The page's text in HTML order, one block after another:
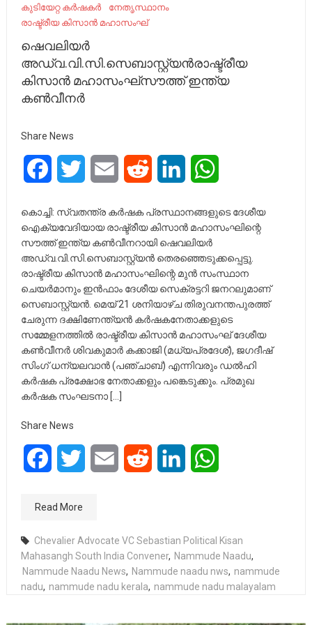
കുടിയേറ്റ കർഷകർ
നേതൃസ്ഥാനം
രാഷ്ട്രീയ കിസാന്‍ മഹാസംഘ്
ഷെവലിയര്‍
അഡ്വ.വി.സി.സെബാസ്റ്റ്യന്‍രാഷ്ട്രീയ
കിസാന്‍ മഹാസംഘ്സൗത്ത് ഇന്ത്യ
കണ്‍വീനര്‍
Share News
FacebookTwitter Email Reddit LinkedIn
കൊച്ചി: സ്വതന്ത്ര കര്‍ഷക പ്രസ്ഥാനങ്ങളുടെ ദേശീയ
ഐക്യവേദിയായ രാഷ്ട്രീയ കിസാന്‍ മഹാസംഘിന്റെ
സൗത്ത് ഇന്ത്യ കണ്‍വീനറായി ഷെവലിയര്‍
അഡ്വ.വി.സി.സെബാസ്റ്റ്യന്‍ തെരഞ്ഞെടുക്കപ്പെട്ടു.
രാഷ്ട്രീയ കിസാന്‍ മഹാസംഘിന്റെ മുന്‍ സംസ്ഥാന
ചെയര്‍മാനും ഇന്‍ഫാം ദേശീയ സെക്രട്ടറി ജനറലുമാണ്
സെബാസ്റ്റ്യന്‍. മെയ് 21 ശനിയാഴ്ച തിരുവനന്തപുരത്ത്
ചേരുന്ന ദക്ഷിണേന്ത്യന്‍ കര്‍ഷകനേതാക്കളുടെ
സമ്മേളനത്തില്‍ രാഷ്ട്രീയ കിസാന്‍ മഹാസംഘ് ദേശീയ
കണ്‍വീനര്‍ ശിവകുമാര്‍ കക്കാജി (മധ്യപ്രദേശ്), ജഗദീഷ്
സിംഗ് ധന്യലവാന്‍ (പഞ്ചാബ്) എന്നിവരും ഡല്‍ഹി
കര്‍ഷക പ്രക്ഷോഭ നേതാക്കളും പങ്കെടുക്കും. പ്രമുഖ
കര്‍ഷക സംഘടനാ […]
Share News
FacebookTwitter Email Reddit LinkedIn
Read More
Chevalier Advocate VC Sebastian Political Kisan
Mahasangh South India Convener, Nammude Naadu,
Nammude Naadu News, Nammude naadu nws, nammude
nadu, nammude nadu kerala, nammude nadu malayalam